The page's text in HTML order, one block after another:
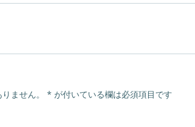
ナ
ゲ
ません。 * が付いている欄は必須項目です